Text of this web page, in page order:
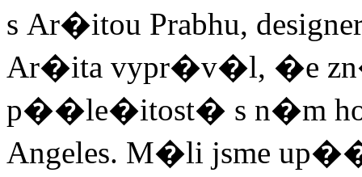
s Ar�itou Prabhu,
Ar�ita vypr�v�l, �e
p��le�itost� s n�m
Angeles. M�li jsme